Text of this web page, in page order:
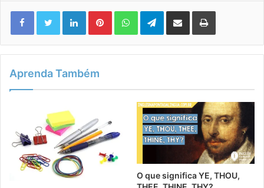
LinkedinPinterestWhatsAppTelegram
Compartilhar via e-mail Imprimir
Aprenda Também
O que significa YE, THOU,